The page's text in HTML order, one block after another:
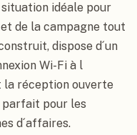
situation idéale pour
de la campagne tout
dispose d´un
Wi-Fi à l
la réception ouverte
parfait pour les
d´affaires.